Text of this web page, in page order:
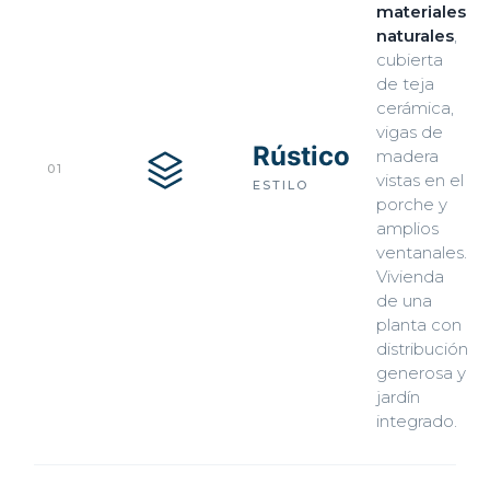
01 Rústico
ESTILO
materiales
naturales,
cubierta
de teja
cerámica,
vigas de
madera
vistas en el
porche y
amplios
ventanales.
Vivienda
de una
planta con
distribución
generosa y
jardín
integrado.